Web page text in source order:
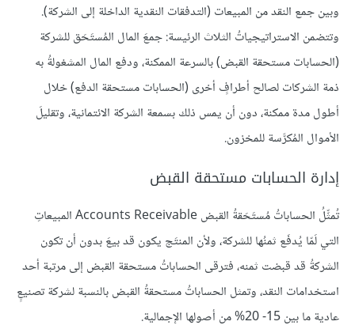
وبين جمع النقد من المبيعات (التدفقات النقدية الداخلة إلى الشركة).
وتتضمن الاستراتيجياتُ الثلاث الرئيسة: جمعَ المال المُستَحَق للشركة
(الحسابات مستحقة القبض) بالسرعة الممكنة، ودفع المال المشغولةُ به
ذمة الشركات لصالح أطرافٍ أخرى (الحسابات مستحقة الدفع) خلال
أطول مدة ممكنة، دون أن يمس ذلك بسمعة الشركة الائتمانية، وتقليلَ
الأموال المُكرَّسة للمخزون.
إدارة الحسابات مستحقة القبض
تُمثِّلُ الحساباتُ مُستَحَقةُ القبض Accounts Receivable المبيعاتِ
التي لَمّا يُدفَع ثمنُها للشركة، ولأن المنتَج يكون قد بيعَ بدون أن تكون
الشركةُ قد قبضت ثمنه، فترقى الحساباتُ مستحقة القبض إلى مرتبة أحد
استخدامات النقد، وتمثل الحساباتُ مستحقةُ القبض بالنسبة لشركة تصنيعٍ
عادية ما بين 15- 20% من أصولها الإجمالية.